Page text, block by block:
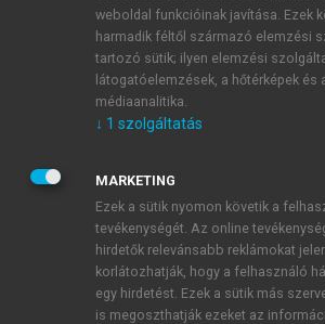
E-MAIL-CÍM
JELSZÓ
JELSZÓ ÚJRA
weboldal funkcióinak javítása. Ezek
harmadik féltől származó elemzési
tartozó sütik; ilyen elemzési
látogatóelemzések, a hőtérképek és
médiaanalitika.
↓ 1 szolgáltatás
MARKETING
Ezek a sütik nyomon követik a
tevékenységét. Az online
hirdetők relevánsabb reklámokat
korlátozhatják, hogy a felhasználó
egy hirdetést. Ezek a sütik más
is megoszthatják ezeket az